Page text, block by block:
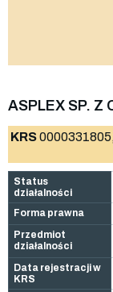
ASPLEX SP. Z
KRS0000331805,
Status
działalności
Forma prawna
Przedmiot
działalności
Data rejestracji w
KRS